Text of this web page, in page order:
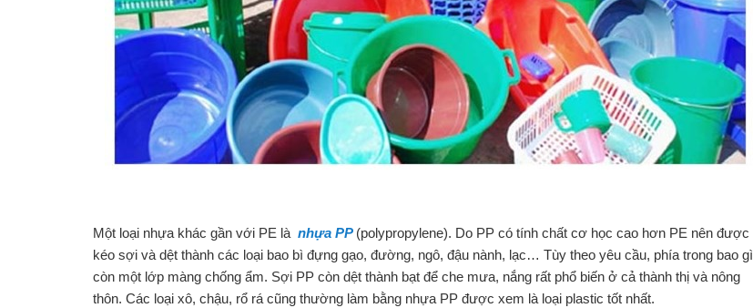
Một loại nhựa khác gần với PE là nhựa PP (polypropylene). Do PP có tính chất cơ học cao hơn PE nên được
kéo sợi và dệt thành các loại bao bì đựng gạo, đường, ngô, đậu nành, lạc… Tùy theo yêu cầu, phía trong bao gì
còn một lớp màng chống ẩm. Sợi PP còn dệt thành bạt để che mưa, nắng rất phổ biến ở cả thành thị và nông
thôn. Các loại xô, chậu, rổ rá cũng thường làm bằng nhựa PP được xem là loại plastic tốt nhất.